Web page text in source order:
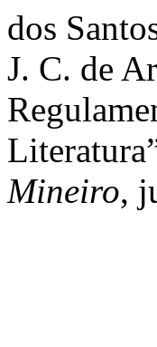
dos
J. C. de
Mineiro,